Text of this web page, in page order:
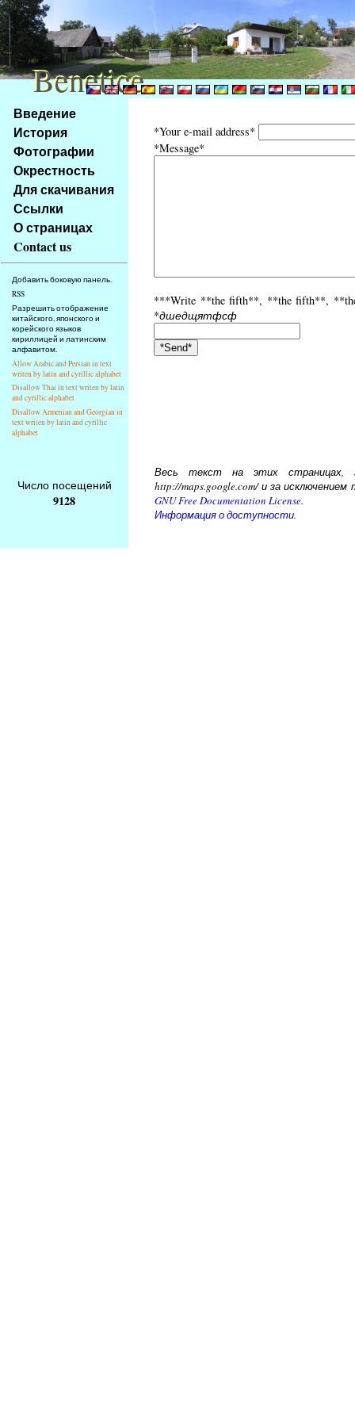
Na
obsah
stránky
Klávesové
zkratky
tomto
webu
základní
strana
Введение
История
Фотографии
Окрестность
Для скачивания
Ссылки
О страницах
Contact us
Добавить боковую панель.
RSS
Разрешить отображение
китайского, японского и
корейского языков
кириллицей и латинским
алфавитом.
Allow Arabic and Persian in text
writen by latin and cyrillic alphabet
Disallow Thai in text writen by latin
and cyrillic alphabet
Disallow Armenian and Georgian in
text writen by latin and cyrillic
alphabet
*Your e-mail address*
*Message*
***Write **the fifth**, **the fifth**,
*дшедщятфсф
Число посещений
9128
Весь текст на этих страницах,
http://maps.google.com/ и за
GNU Free Documentation License.
Информация о доступности.
Benetice
Benetice